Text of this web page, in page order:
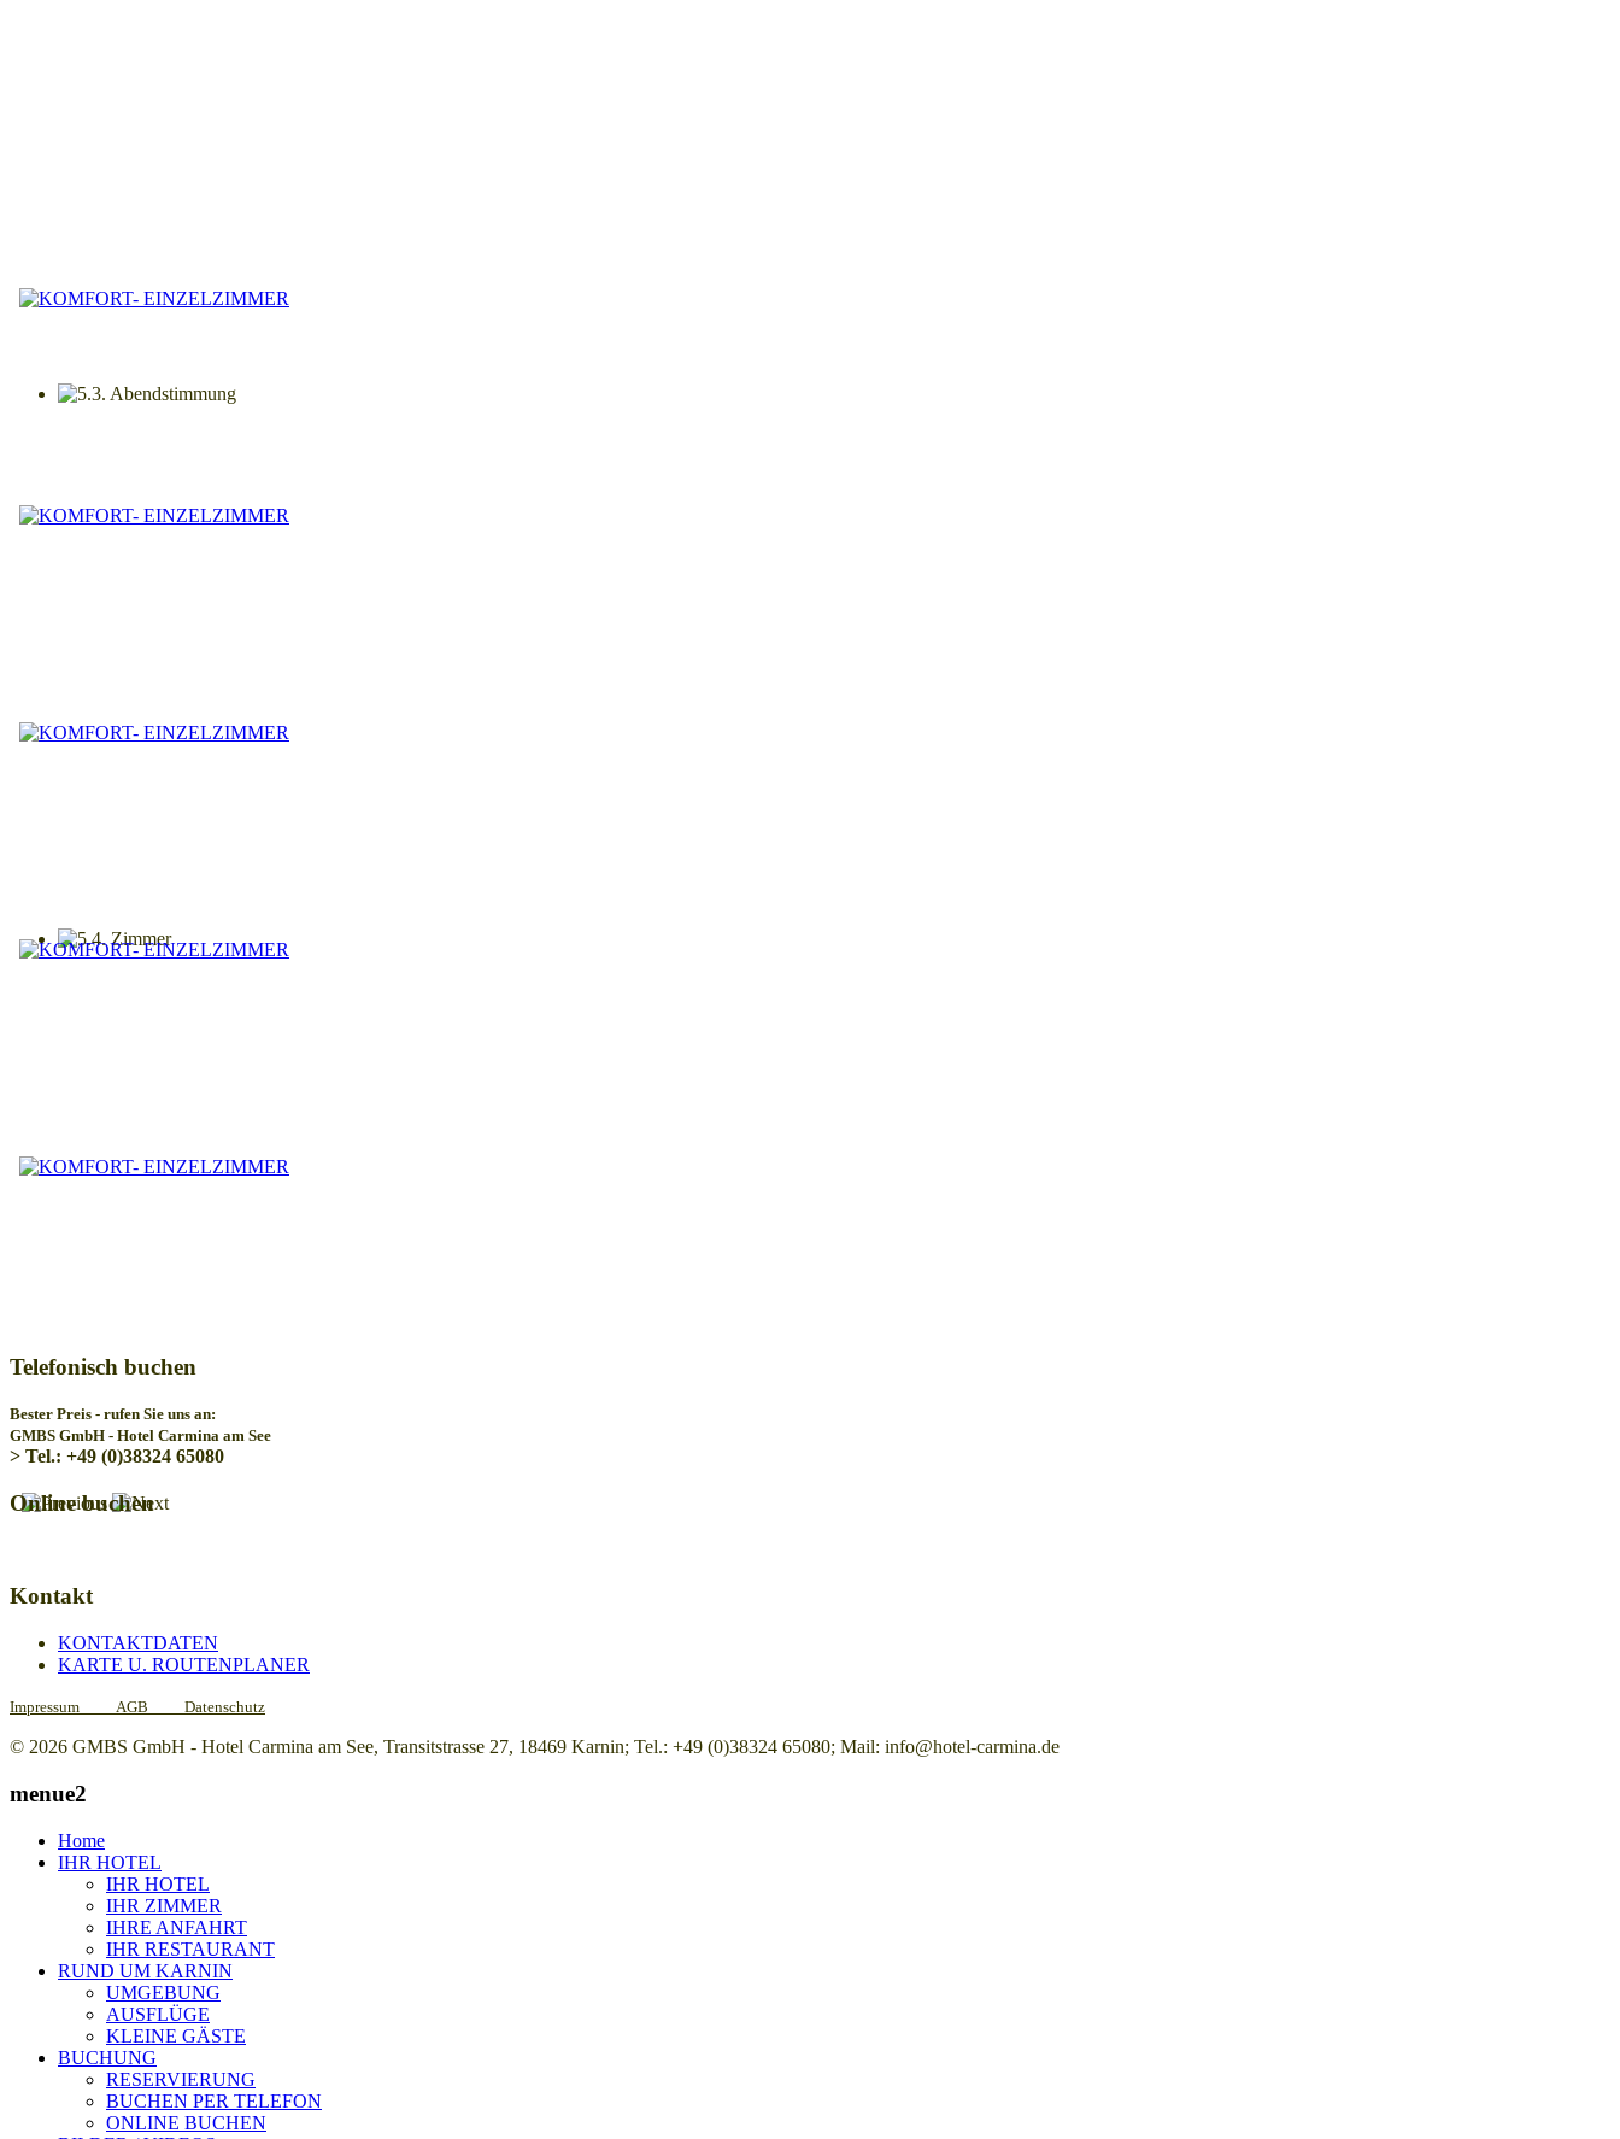
Telefonisch buchen
Bester Preis - rufen Sie uns an:
GMBS GmbH - Hotel Carmina am See
> Tel.: +49 (0)38324 65080
Online buchen
Kontakt
KONTAKTDATEN
KARTE U. ROUTENPLANER
Impressum AGB Datenschutz
© 2026 GMBS GmbH - Hotel Carmina am See, Transitstrasse 27, 18469 Karnin; Tel.: +49 (0)38324 65080; Mail: info@hotel-carmina.de
menue2
Home
IHR HOTEL
IHR HOTEL
IHR ZIMMER
IHRE ANFAHRT
IHR RESTAURANT
RUND UM KARNIN
UMGEBUNG
AUSFLÜGE
KLEINE GÄSTE
BUCHUNG
RESERVIERUNG
BUCHEN PER TELEFON
ONLINE BUCHEN